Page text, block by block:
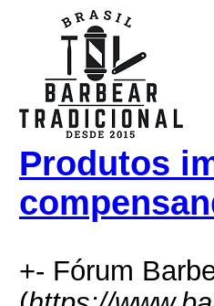
Produtos
+- Fórum